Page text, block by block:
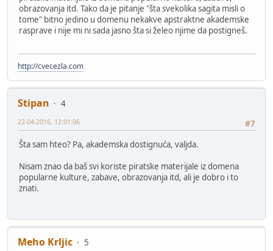
obrazovanja itd. Tako da je pitanje "šta svekolika sagita misli o
tome" bitno jedino u domenu nekakve apstraktne akademske
rasprave i nije mi ni sada jasno šta si želeo njime da postigneš.
http://cvecezla.com
Stipan
4
#7
22-04-2016, 12:01:06
Šta sam hteo? Pa, akademska dostignuća, valjda.
Nisam znao da baš svi koriste piratske materijale iz domena
popularne kulture, zabave, obrazovanja itd, ali je dobro i to
znati.
Meho Krljic
5